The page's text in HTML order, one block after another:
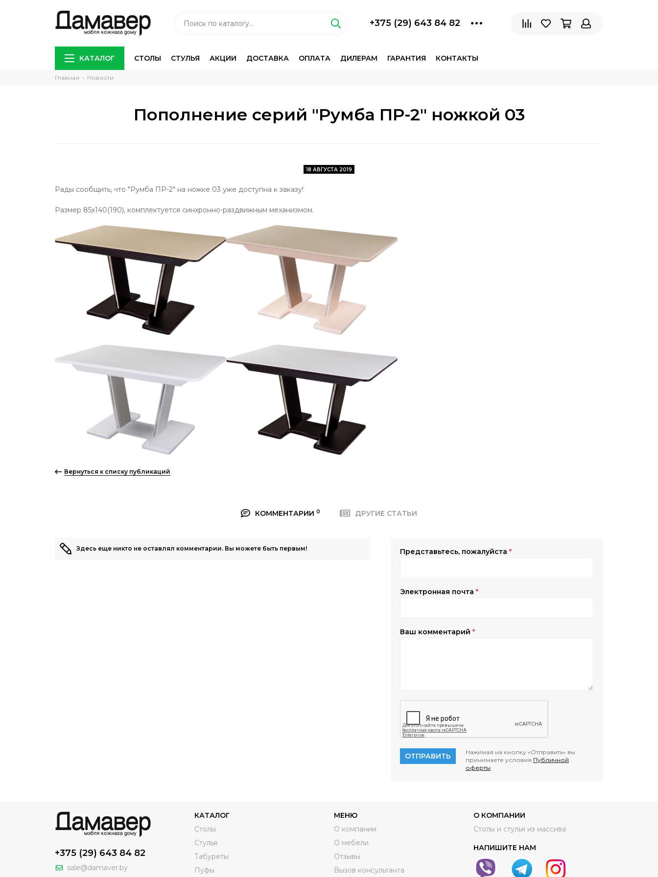
+375 (29) 643 84 82
КАТАЛОГ СТОЛЫ СТУЛЬЯ АКЦИИ ДОСТАВКА ОПЛАТА ДИЛЕРАМ ГАРАНТИЯ КОНТАКТЫ
Главная Новости
Пополнение серий "Румба ПР-2" ножкой 03
18 АВГУСТА 2019
Рады сообщить, что "Румба ПР-2" на ножке 03 уже доступна к заказу!
Размер 85х140(190), комплектуется синхронно-раздвижным механизмом.
Вернуться к списку публикаций
КОММЕНТАРИИ 0 ДРУГИЕ СТАТЬИ
Здесь еще никто не оставлял комментарии. Вы можете быть первым! Представьтесь, пожалуйста *
Электронная почта *
Ваш комментарий *
ОТПРАВИТЬ
Нажимая на кнопку «Отправить» вы
принимаете условия Публичной
оферты
+375 (29) 643 84 82
sale@damaver.by
КАТАЛОГ
Столы
Стулья
Табуреты
Пуфы
МЕНЮ
О компании
О мебели
Отзывы
Вызов консультанта
О КОМПАНИИ
Столы и стулья из массива
НАПИШИТЕ НАМ